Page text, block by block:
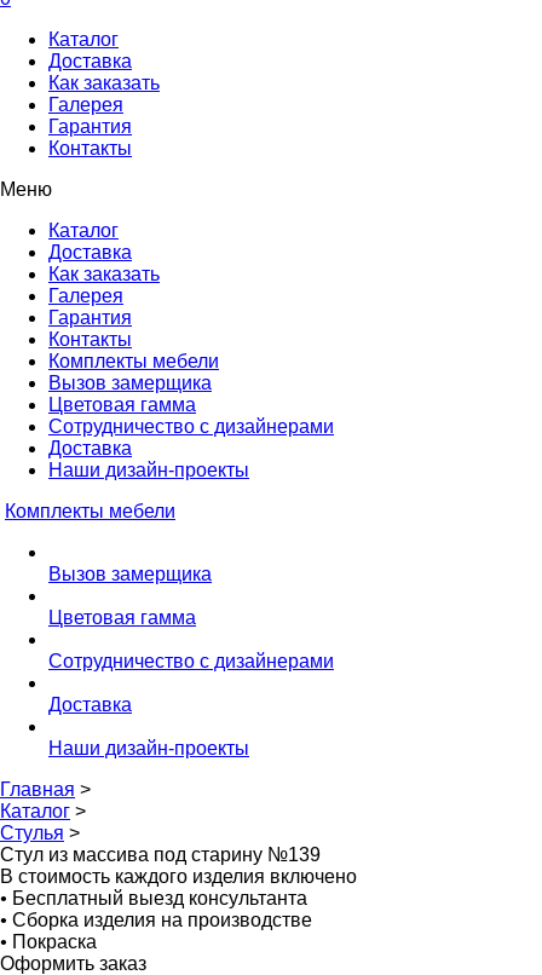
Каталог
Доставка
Как заказать
Галерея
Гарантия
Контакты
Меню
Каталог
Доставка
Как заказать
Галерея
Гарантия
Контакты
Комплекты мебели
Вызов замерщика
Цветовая гамма
Сотрудничество с дизайнерами
Доставка
Наши дизайн-проекты
Комплекты мебели
Вызов замерщика
Цветовая гамма
Сотрудничество с дизайнерами
Доставка
Наши дизайн-проекты
Главная >
Каталог >
Стулья >
Стул из массива под старину №139
В стоимость каждого изделия включено
• Бесплатный выезд консультанта
• Сборка изделия на производстве
• Покраска
Оформить заказ